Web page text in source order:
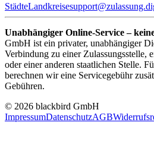
StädteLandkreise
Unabhängiger Online-Service –
GmbH ist ein privater, unabhängiger
Verbindung zu einer Zulassungsstelle,
oder einer anderen staatlichen Stelle.
berechnen wir eine Servicegebühr
Gebühren.
© 2026 blackbird GmbH
ImpressumDatenschutzAGB